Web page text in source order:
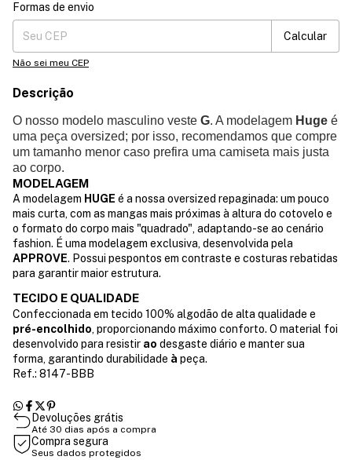
Entregas para o CEP:
Formas de envio
Calcular
Não sei meu CEP
Descrição
O nosso modelo masculino veste G. A modelagem Huge é
uma peça oversized; por isso, recomendamos que compre
um tamanho menor caso prefira uma camiseta mais justa
ao corpo.
MODELAGEM
A modelagem HUGE é a nossa oversized repaginada: um pouco
mais curta, com as mangas mais próximas à altura do cotovelo e
o formato do corpo mais "quadrado", adaptando-se ao cenário
fashion. É uma modelagem exclusiva, desenvolvida pela
APPROVE. Possui pespontos em contraste e costuras rebatidas
para garantir maior estrutura.
TECIDO E QUALIDADE
Confeccionada em tecido 100% algodão de alta qualidade e
pré-encolhido, proporcionando máximo conforto. O material foi
desenvolvido para resistir ao desgaste diário e manter sua
forma, garantindo durabilidade à peça.
Ref.: 8147-BBB
Devoluções grátis
Até 30 dias após a compra
Compra segura
Seus dados protegidos